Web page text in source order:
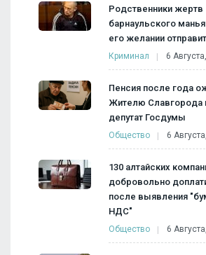
Родственники жертв
барнаульского
его желании
Криминал 6
Пенсия после года
Жителю Славгорода
депутат Госдумы
Общество 6
130 алтайских
добровольно
после выявления
НДС"
Общество 6